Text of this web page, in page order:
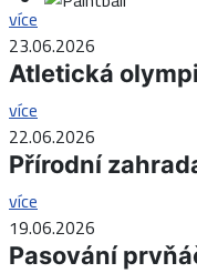
více
23.06.2026
Atletická
více
22.06.2026
Přírodní
více
19.06.2026
Pasování